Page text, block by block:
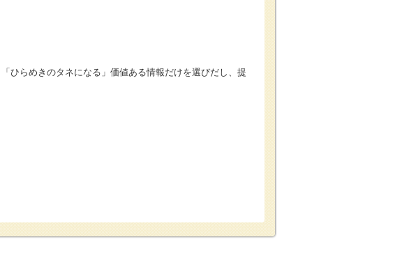
ひらめきのタネになる」価値ある情報だけを選びだし、提